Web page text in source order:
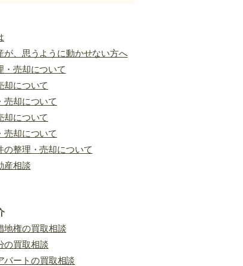
ば、自宅の土地と
との境界、空き家の
の境界、アパート敷
の境界などが該当し
が、思うように動かせない方へ
・売却について
却について
売却について
却について
売却について
の整理・売却について
産相談
地権の買取相談
の買取相談
パートの買取相談